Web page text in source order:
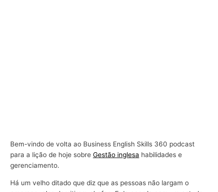
Bem-vindo de volta ao Business English Skills 360 podcast
para a lição de hoje sobreGestão inglesa habilidades e
gerenciamento.
Há um velho ditado que diz que as pessoas não largam o